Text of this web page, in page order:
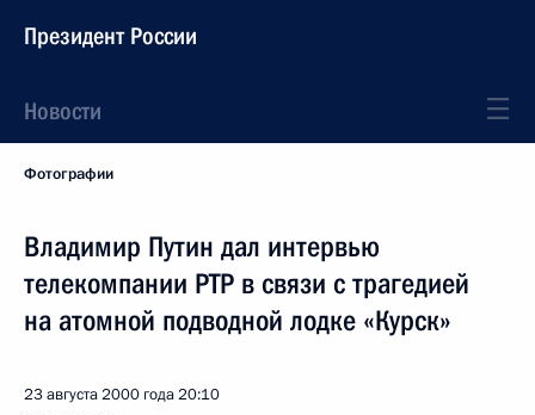
Президент России
Новости
Фотографии
Владимир Путин дал интервью
телекомпании РТР в связи с трагедией
на атомной подводной лодке «Курск»
23 августа 2000 года20:10